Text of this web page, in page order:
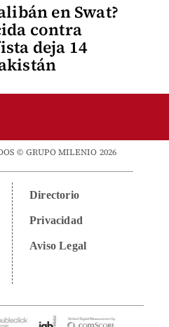
en Swat?
contra
deja 14
© GRUPO MILENIO 2026
Directorio
Privacidad
Aviso Legal